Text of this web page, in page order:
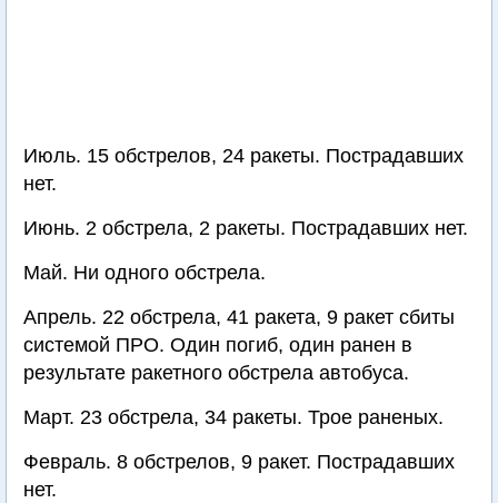
Июль. 15 обстрелов, 24 ракеты. Пострадавших
нет.
Июнь. 2 обстрела, 2 ракеты. Пострадавших нет.
Май. Ни одного обстрела.
Апрель. 22 обстрела, 41 ракета, 9 ракет сбиты
системой ПРО. Один погиб, один ранен в
результате ракетного обстрела автобуса.
Март. 23 обстрела, 34 ракеты. Трое раненых.
Февраль. 8 обстрелов, 9 ракет. Пострадавших
нет.